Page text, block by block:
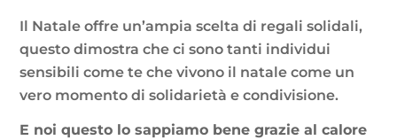
Il Natale offre un’ampia scelta di regali solidali,
questo dimostra che ci sono tanti individui
sensibili come te che vivono il natale come un
vero momento di solidarietà e condivisione.
E noi questo lo sappiamo bene grazie al calore